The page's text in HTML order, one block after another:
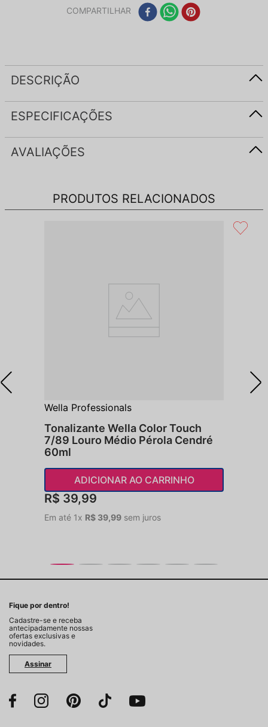
COMPARTILHAR
DESCRIÇÃO
ESPECIFICAÇÕES
AVALIAÇÕES
PRODUTOS RELACIONADOS
Wella Professionals
Tonalizante Wella Color Touch
7/89 Louro Médio Pérola Cendré
60ml
ADICIONAR AO CARRINHO
R$ 39,99
Em até 1x R$ 39,99 sem juros
Fique por dentro!
Cadastre-se e receba
antecipadamente nossas
ofertas exclusivas e
novidades.
Assinar